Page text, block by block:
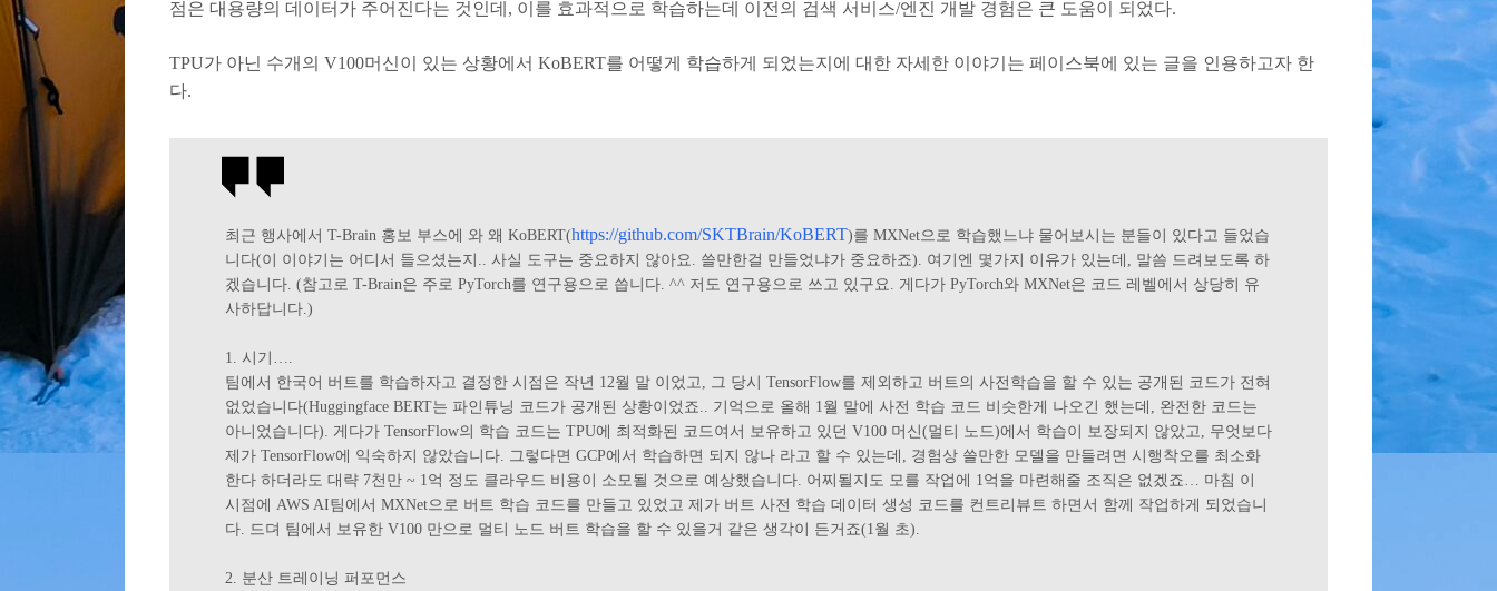
점은 대용량의 데이터가 주어진다는 것인데, 이를 효과적으로 학습하는데 이전의 검색 서비스/엔진 개발 경험은 큰 도움이 되었다.
TPU가 아닌 수개의 V100머신이 있는 상황에서 KoBERT를 어떻게 학습하게 되었는지에 대한 자세한 이야기는 페이스북에 있는 글을 인용하고자 한
다.
최근 행사에서 T-Brain 홍보 부스에 와 왜 KoBERT(https://github.com/SKTBrain/KoBERT)를 MXNet으로 학습했느냐 물어보시는 분들이 있다고 들었습
니다(이 이야기는 어디서 들으셨는지.. 사실 도구는 중요하지 않아요. 쓸만한걸 만들었냐가 중요하죠). 여기엔 몇가지 이유가 있는데, 말씀 드려보도록 하
겠습니다. (참고로 T-Brain은 주로 PyTorch를 연구용으로 씁니다. ^^ 저도 연구용으로 쓰고 있구요. 게다가 PyTorch와 MXNet은 코드 레벨에서 상당히 유
사하답니다.)
1. 시기….
팀에서 한국어 버트를 학습하자고 결정한 시점은 작년 12월 말 이었고, 그 당시 TensorFlow를 제외하고 버트의 사전학습을 할 수 있는 공개된 코드가 전혀
없었습니다(Huggingface BERT는 파인튜닝 코드가 공개된 상황이었죠.. 기억으로 올해 1월 말에 사전 학습 코드 비슷한게 나오긴 했는데, 완전한 코드는
아니었습니다). 게다가 TensorFlow의 학습 코드는 TPU에 최적화된 코드여서 보유하고 있던 V100 머신(멀티 노드)에서 학습이 보장되지 않았고, 무엇보다
제가 TensorFlow에 익숙하지 않았습니다. 그렇다면 GCP에서 학습하면 되지 않나 라고 할 수 있는데, 경험상 쓸만한 모델을 만들려면 시행착오를 최소화
한다 하더라도 대략 7천만 ~ 1억 정도 클라우드 비용이 소모될 것으로 예상했습니다. 어찌될지도 모를 작업에 1억을 마련해줄 조직은 없겠죠… 마침 이
시점에 AWS AI팀에서 MXNet으로 버트 학습 코드를 만들고 있었고 제가 버트 사전 학습 데이터 생성 코드를 컨트리뷰트 하면서 함께 작업하게 되었습니
다. 드뎌 팀에서 보유한 V100 만으로 멀티 노드 버트 학습을 할 수 있을거 같은 생각이 든거죠(1월 초).
2. 분산 트레이닝 퍼포먼스